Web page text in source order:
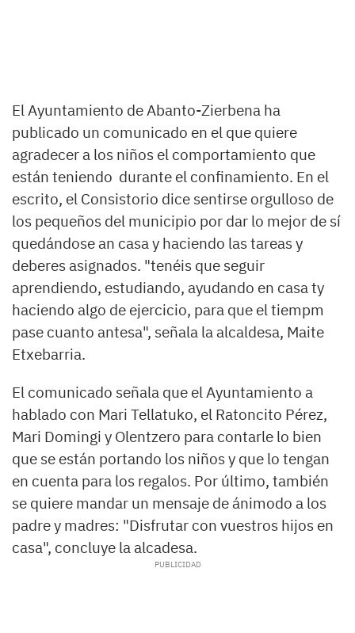
El Ayuntamiento de Abanto-Zierbena ha
publicado un comunicado en el que quiere
agradecer a los niños el comportamiento que
están teniendo durante el confinamiento. En el
escrito, el Consistorio dice sentirse orgulloso de
los pequeños del municipio por dar lo mejor de sí
quedándose an casa y haciendo las tareas y
deberes asignados. "tenéis que seguir
aprendiendo, estudiando, ayudando en casa ty
haciendo algo de ejercicio, para que el tiempm
pase cuanto antesa", señala la alcaldesa, Maite
Etxebarria.
El comunicado señala que el Ayuntamiento a
hablado con Mari Tellatuko, el Ratoncito Pérez,
Mari Domingi y Olentzero para contarle lo bien
que se están portando los niños y que lo tengan
en cuenta para los regalos. Por último, también
se quiere mandar un mensaje de ánimodo a los
padre y madres: "Disfrutar con vuestros hijos en
casa", concluye la alcadesa.